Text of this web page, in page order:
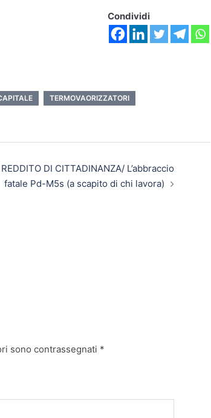
Condividi
TERMOVAORIZZATORI
REDDITO DI CITTADINANZA/ L’abbraccio
fatale Pd-M5s (a scapito di chi lavora)
sono contrassegnati *